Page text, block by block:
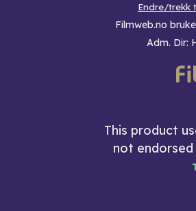
Endre/trekk
Filmweb.no
Adm. Dir:
This product
not